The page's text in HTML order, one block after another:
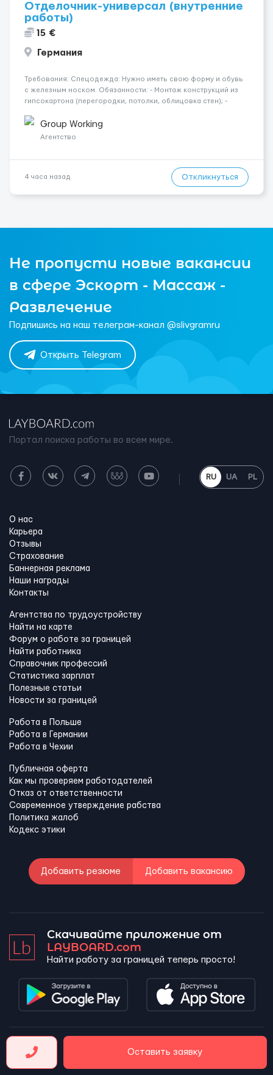
Оставить заявку
Отделочник-универсал (внутренние
работы)
15 €
Германия
Требования: Спецодежда: Нужно иметь свою форму и обувь
с железным носком. Обязанности: - Монтаж конструкций из
гипсокартона (перегородки, потолки, облицовка стен); -
малярных работ (шпатлевка, грунтовка, покраска); -
Штукатурные работы ...
Group Working
Агентство
4 часа назад Откликнуться
Не пропусти новые вакансии
в сфере Эскорт - Массаж -
Развлечение
Подпишись на наш телеграм-канал @slivgramru
Открыть Telegram
Портал поиска работы во всем мире.
RU UA PL
О нас
Карьера
Отзывы
Страхование
Баннерная реклама
Наши награды
Контакты
Агентства по трудоустройству
Найти на карте
Форум о работе за границей
Найти работника
Справочник профессий
Статистика зарплат
Полезные статьи
Новости за границей
Работа в Польше
Работа в Германии
Работа в Чехии
Публичная оферта
Как мы проверяем работодателей
Отказ от ответственности
Современное утверждение рабства
Политика жалоб
Кодекс этики
Добавить резюме Добавить вакансию
Скачивайте приложение от
LAYBOARD.com
Найти работу за границей теперь просто!
LAYBOARD, SL Copyright 2026 ©